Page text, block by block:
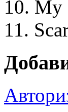
10. My
11.